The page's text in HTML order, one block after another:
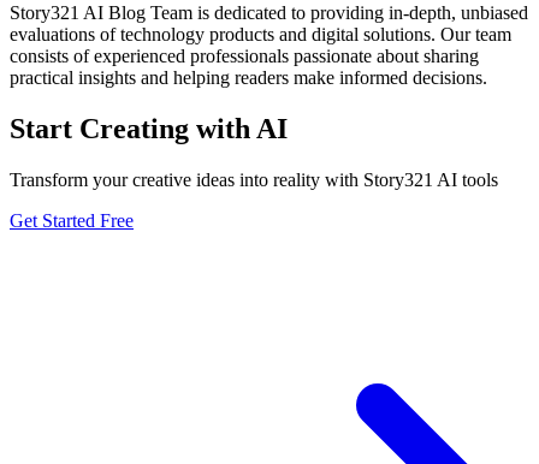
Story321 AI Blog Team is dedicated to providing in-depth, unbiased
evaluations of technology products and digital solutions. Our team
consists of experienced professionals passionate about sharing
practical insights and helping readers make informed decisions.
Start Creating with AI
Transform your creative ideas into reality with Story321 AI tools
Get Started Free